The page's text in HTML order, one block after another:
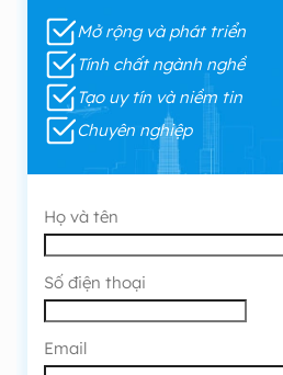
Mở rộng và phát triển
Tính chất ngành nghề
Tạo uy tín và niềm tin
Chuyên nghiệp
Họ và tên
Số điện thoại
Email